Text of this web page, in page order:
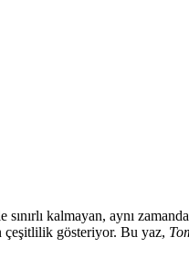
sınırlı kalmayan, aynı
çeşitlilik gösteriyor. Bu yaz,